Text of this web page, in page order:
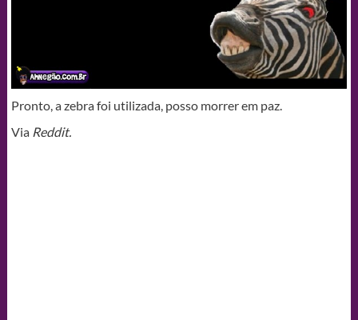
Pronto, a zebra foi utilizada, posso morrer em paz.
Via Reddit.